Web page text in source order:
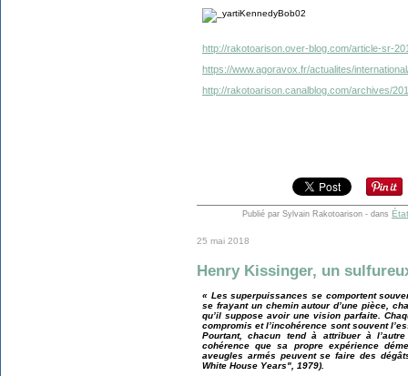
http://rakotoarison.over-blog.com/article-sr-
https://www.agoravox.fr/actualites/
http://rakotoarison.canalblog.com/archives/
Publié par Sylvain Rakotoarison - dans
25 mai 2018
Henry Kissinger, un
« Les superpuissances se comportent
se frayant un chemin autour d’une pièce,
qu’il suppose avoir une vision parfaite.
compromis et l’incohérence sont souvent
Pourtant, chacun tend à attribuer à
cohérence que sa propre expérience
aveugles armés peuvent se faire des
White House Years", 1979).